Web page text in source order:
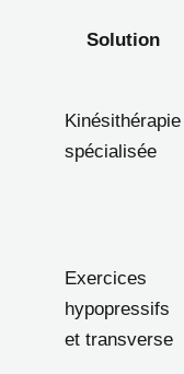
Solution
Kinésithérapie
spécialisée
Exercices
hypopressifs
et transverse